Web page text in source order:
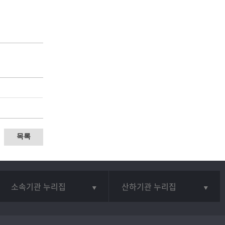
목록
소속기관 누리집 산하기관 누리집